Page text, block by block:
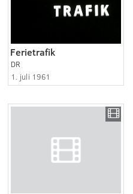
Ferietrafik
DR
1. juli 1961